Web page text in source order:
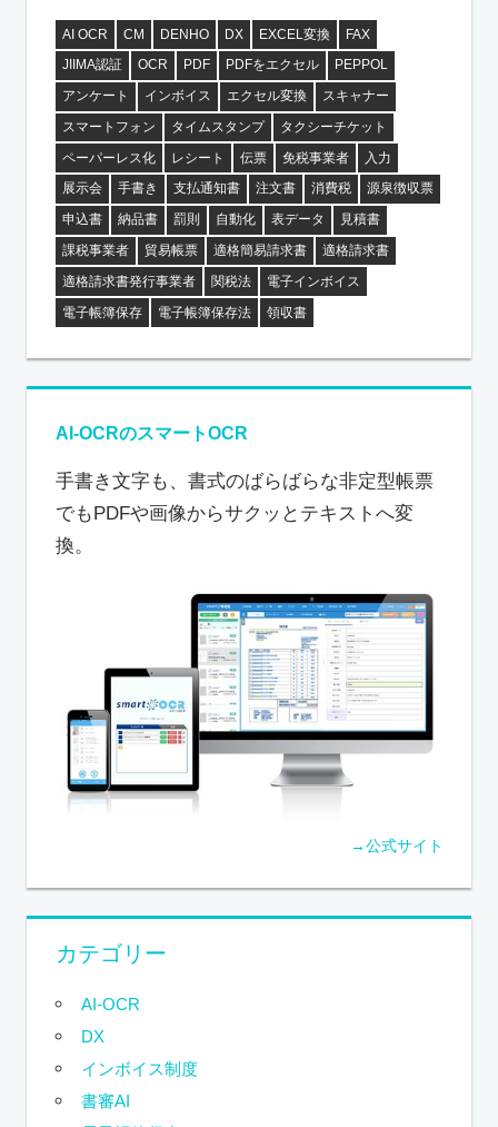
AI OCR CM DENHO DX EXCEL変換
FAX
JIIMA認証
OCR PDF PDFをエクセル
PEPPOL
アンケート
インボイス エクセル変換
スキャナー
スマートフォン
タイムスタンプ
タクシーチケット
ペーパーレス化
レシート 伝票 免税事業者
入力
展示会
手書き 支払通知書 注文書 消費税
源泉徴収票
申込書
納品書 罰則 自動化 表データ
見積書
課税事業者
貿易帳票 適格簡易請求書
適格請求書
適格請求書発行事業者
関税法
電子インボイス
電子帳簿保存
電子帳簿保存法 領収書
AI-OCRのスマートOCR
手書き文字も、書式のばらばらな非定型帳票
でもPDFや画像からサクッとテキストへ変
換。
→公式サイト
カテゴリー
AI-OCR
DX
インボイス制度
書審AI